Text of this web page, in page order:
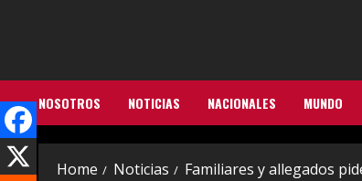
NOSOTROS NOTICIAS NACIONALES MUNDO
Home Noticias Familiares y allegados